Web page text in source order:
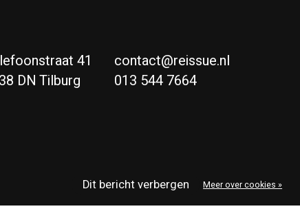
41
DN Tilburg
contact@reissue.nl
013 544 7664
Dit bericht verbergen Meer over cookies »